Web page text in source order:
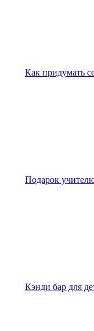
Как придумать
Подарок
Кэнди бар для